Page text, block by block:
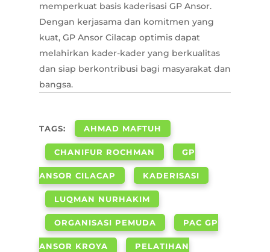
memperkuat basis kaderisasi GP Ansor.
Dengan kerjasama dan komitmen yang
kuat, GP Ansor Cilacap optimis dapat
melahirkan kader-kader yang berkualitas
dan siap berkontribusi bagi masyarakat dan
bangsa.
TAGS: AHMAD MAFTUH
CHANIFUR ROCHMAN GP
ANSOR CILACAP KADERISASI
LUQMAN NURHAKIM
ORGANISASI PEMUDA PAC GP
ANSOR KROYA PELATIHAN